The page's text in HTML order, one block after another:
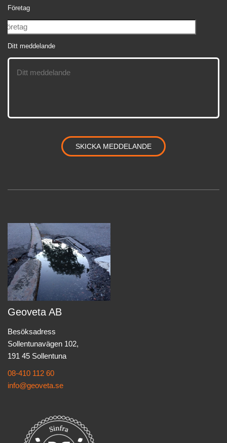
Företag
Ditt meddelande
Geoveta AB
Besöksadress
Sollentunavägen 102,
191 45 Sollentuna
08-410 112 60
info@geoveta.se